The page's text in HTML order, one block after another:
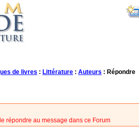
de livres : Littérature : Auteurs : Répondre
répondre au message dans ce Forum